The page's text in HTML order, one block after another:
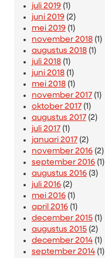
juli 2019(1)
juni 2019(2)
mei 2019(1)
november 2018(1)
augustus 2018(1)
juli 2018(1)
juni 2018(1)
mei 2018(1)
november 2017(1)
oktober 2017(1)
augustus 2017(2)
juli 2017(1)
januari 2017(2)
november 2016(2)
september 2016(1)
augustus 2016(3)
juli 2016(2)
mei 2016(1)
april 2016(1)
december 2015(1)
augustus 2015(2)
december 2014(1)
september 2014(1)